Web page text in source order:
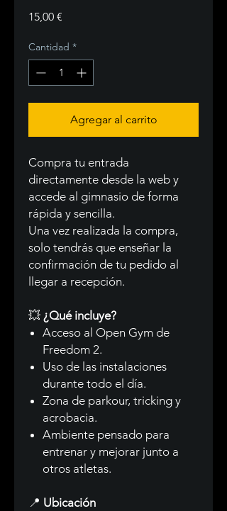
15,00 €
Cantidad *
Agregar al carrito
Compra tu entrada
directamente desde la web y
accede al gimnasio de forma
rápida y sencilla.
Una vez realizada la compra,
solo tendrás que enseñar la
confirmación de tu pedido al
llegar a recepción.
💥 ¿Qué incluye?
Acceso al Open Gym de
Freedom 2.
Uso de las instalaciones
durante todo el día.
Zona de parkour, tricking y
acrobacia.
Ambiente pensado para
entrenar y mejorar junto a
otros atletas.
📍 Ubicación